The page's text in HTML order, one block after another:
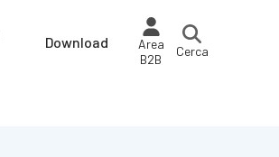
Download
Area
B2B
Cerca